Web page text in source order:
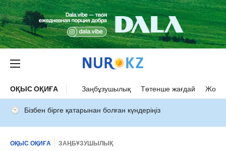
ОҚЫС ОҚИҒА Заңбұзушылық Төтенше жағдай Жол
Бізбен бірге қатарынан болған күндеріңіз
ОҚЫС ОҚИҒА ЗАҢБҰЗУШЫЛЫҚ